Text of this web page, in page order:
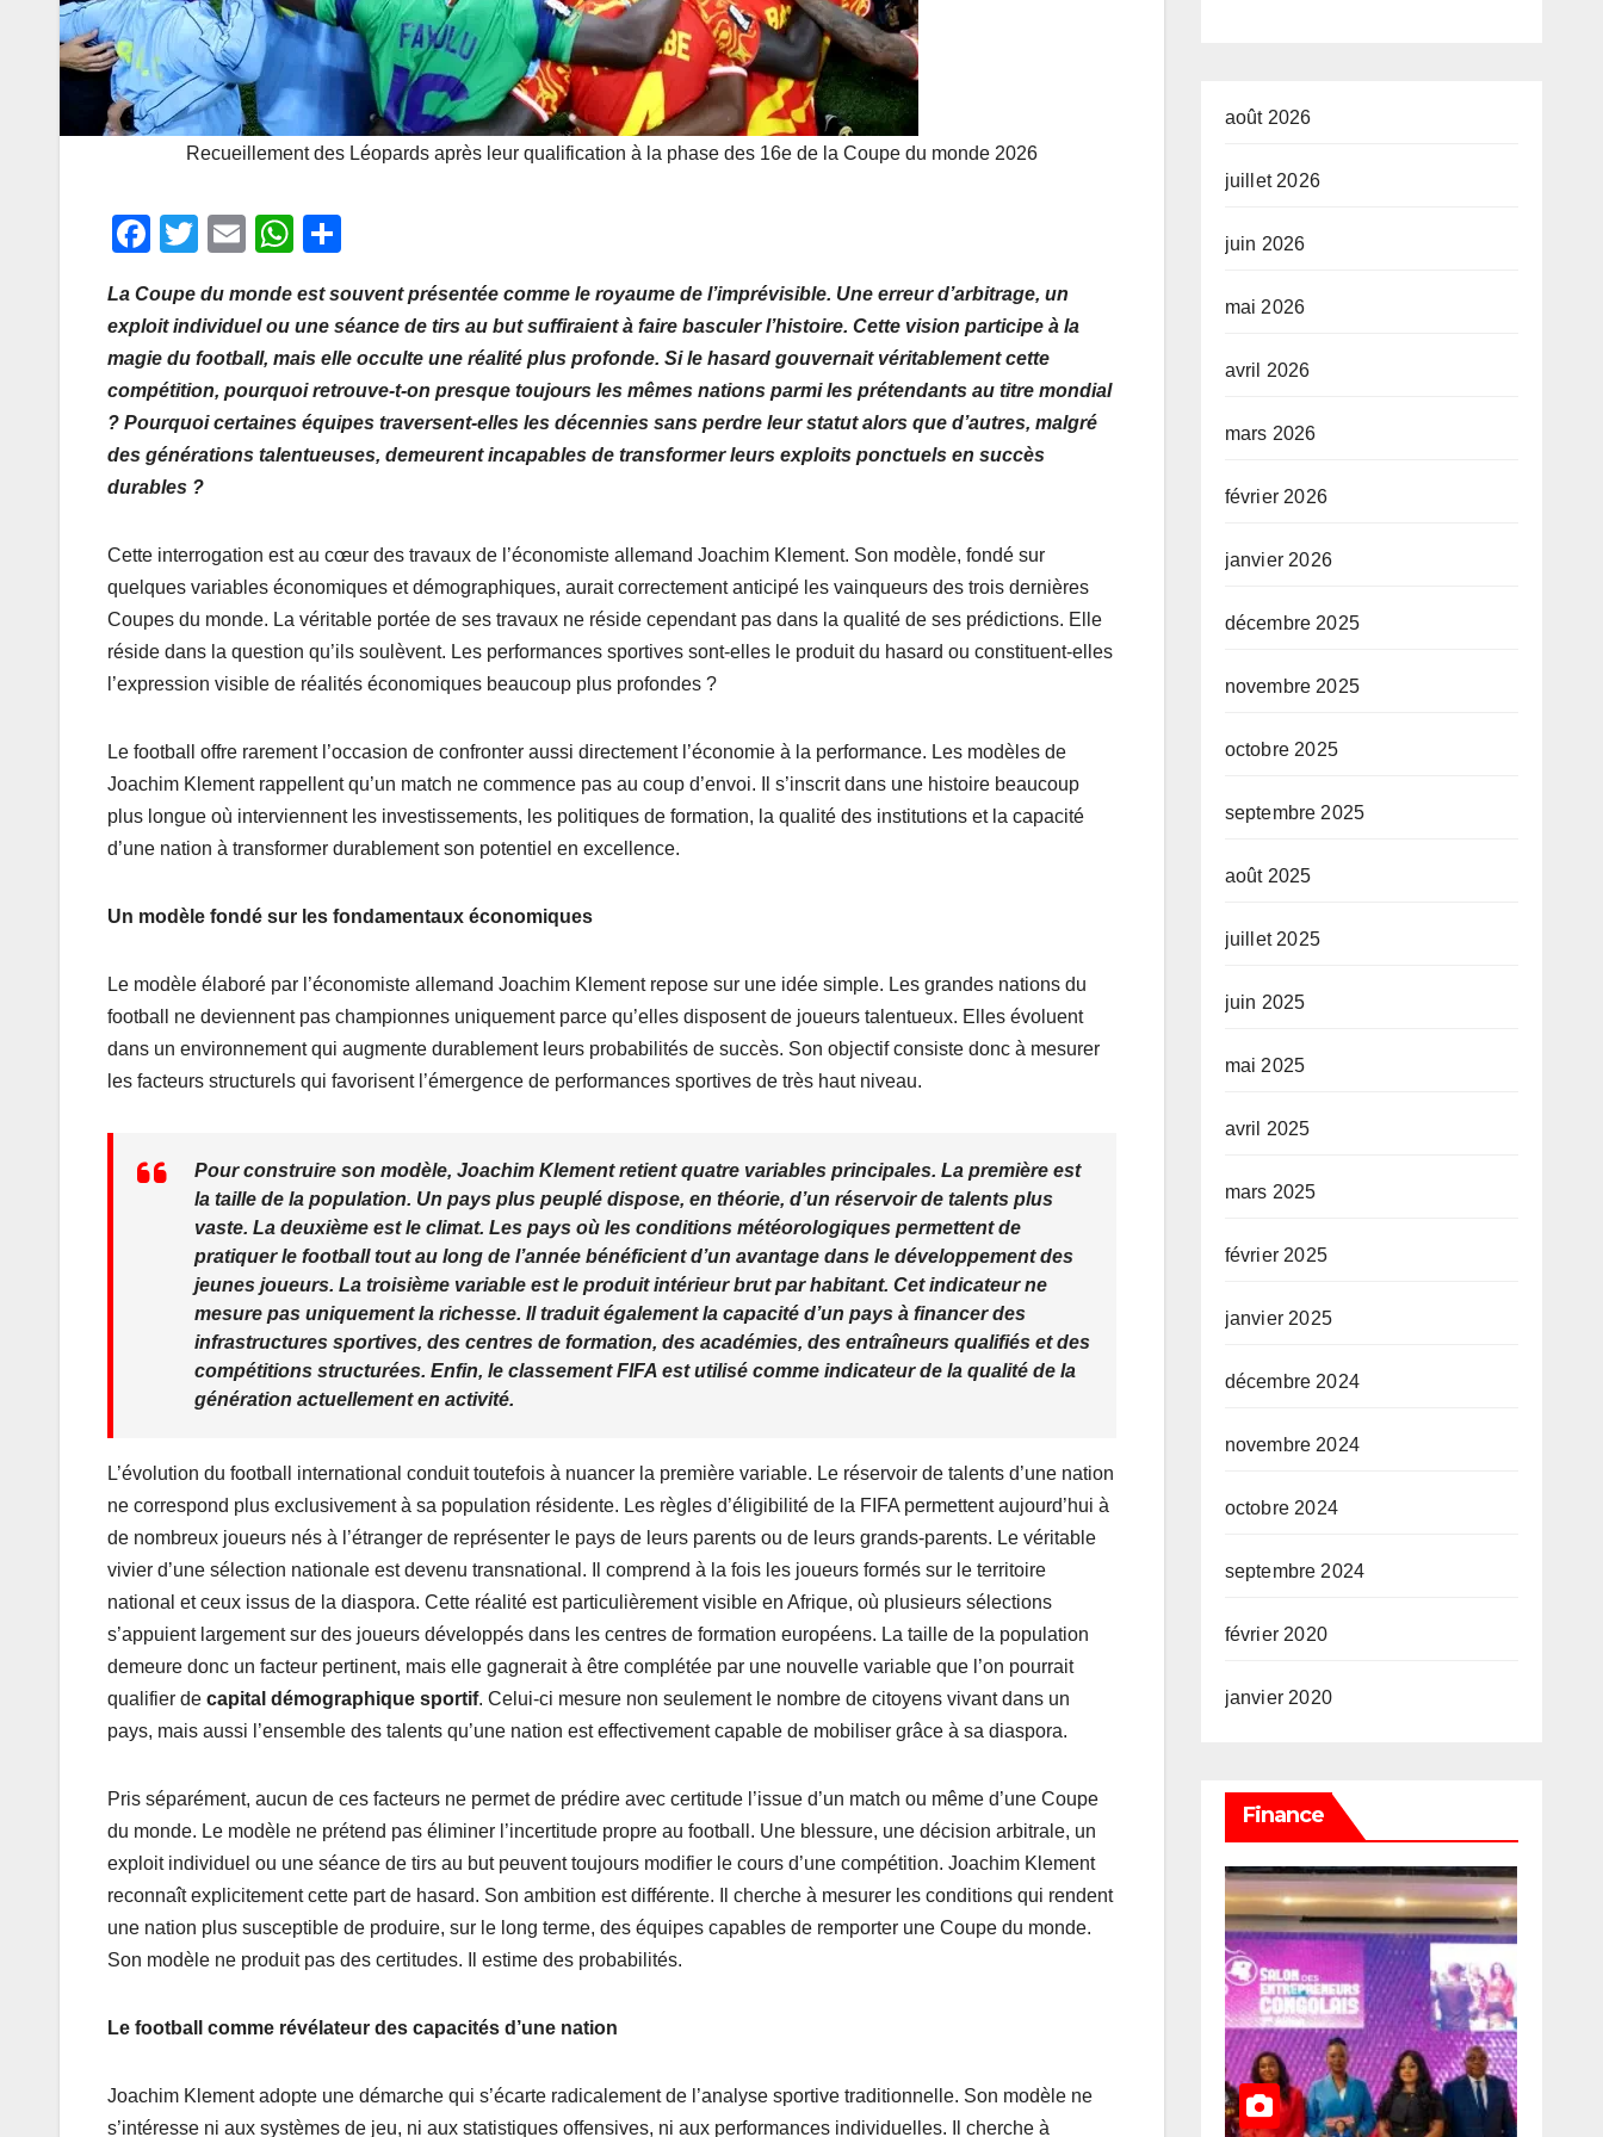
Recueillement des Léopards après leur qualification à la phase des 16e de la Coupe du monde 2026
F
c
e
b
o
o
k
T
tt
er
E
ail
W
at
s
A
p
p
ta
g
er
La Coupe du monde est souvent présentée comme le royaume de l’imprévisible. Une erreur d’arbitrage, un
exploit individuel ou une séance de tirs au but suffiraient à faire basculer l’histoire. Cette vision participe à la
magie du football, mais elle occulte une réalité plus profonde. Si le hasard gouvernait véritablement cette
compétition, pourquoi retrouve-t-on presque toujours les mêmes nations parmi les prétendants au titre mondial
? Pourquoi certaines équipes traversent-elles les décennies sans perdre leur statut alors que d’autres, malgré
des générations talentueuses, demeurent incapables de transformer leurs exploits ponctuels en succès
durables ?
Cette interrogation est au cœur des travaux de l’économiste allemand Joachim Klement. Son modèle, fondé sur
quelques variables économiques et démographiques, aurait correctement anticipé les vainqueurs des trois dernières
Coupes du monde. La véritable portée de ses travaux ne réside cependant pas dans la qualité de ses prédictions. Elle
réside dans la question qu’ils soulèvent. Les performances sportives sont-elles le produit du hasard ou constituent-elles
l’expression visible de réalités économiques beaucoup plus profondes ?
Le football offre rarement l’occasion de confronter aussi directement l’économie à la performance. Les modèles de
Joachim Klement rappellent qu’un match ne commence pas au coup d’envoi. Il s’inscrit dans une histoire beaucoup
plus longue où interviennent les investissements, les politiques de formation, la qualité des institutions et la capacité
d’une nation à transformer durablement son potentiel en excellence.
Un modèle fondé sur les fondamentaux économiques
Le modèle élaboré par l’économiste allemand Joachim Klement repose sur une idée simple. Les grandes nations du
football ne deviennent pas championnes uniquement parce qu’elles disposent de joueurs talentueux. Elles évoluent
dans un environnement qui augmente durablement leurs probabilités de succès. Son objectif consiste donc à mesurer
les facteurs structurels qui favorisent l’émergence de performances sportives de très haut niveau.
Pour construire son modèle, Joachim Klement retient quatre variables principales. La première est
la taille de la population. Un pays plus peuplé dispose, en théorie, d’un réservoir de talents plus
vaste. La deuxième est le climat. Les pays où les conditions météorologiques permettent de
pratiquer le football tout au long de l’année bénéficient d’un avantage dans le développement des
jeunes joueurs. La troisième variable est le produit intérieur brut par habitant. Cet indicateur ne
mesure pas uniquement la richesse. Il traduit également la capacité d’un pays à financer des
infrastructures sportives, des centres de formation, des académies, des entraîneurs qualifiés et des
compétitions structurées. Enfin, le classement FIFA est utilisé comme indicateur de la qualité de la
génération actuellement en activité.
L’évolution du football international conduit toutefois à nuancer la première variable. Le réservoir de talents d’une nation
ne correspond plus exclusivement à sa population résidente. Les règles d’éligibilité de la FIFA permettent aujourd’hui à
de nombreux joueurs nés à l’étranger de représenter le pays de leurs parents ou de leurs grands-parents. Le véritable
vivier d’une sélection nationale est devenu transnational. Il comprend à la fois les joueurs formés sur le territoire
national et ceux issus de la diaspora. Cette réalité est particulièrement visible en Afrique, où plusieurs sélections
s’appuient largement sur des joueurs développés dans les centres de formation européens. La taille de la population
demeure donc un facteur pertinent, mais elle gagnerait à être complétée par une nouvelle variable que l’on pourrait
qualifier de capital démographique sportif. Celui-ci mesure non seulement le nombre de citoyens vivant dans un
pays, mais aussi l’ensemble des talents qu’une nation est effectivement capable de mobiliser grâce à sa diaspora.
Pris séparément, aucun de ces facteurs ne permet de prédire avec certitude l’issue d’un match ou même d’une Coupe
du monde. Le modèle ne prétend pas éliminer l’incertitude propre au football. Une blessure, une décision arbitrale, un
exploit individuel ou une séance de tirs au but peuvent toujours modifier le cours d’une compétition. Joachim Klement
reconnaît explicitement cette part de hasard. Son ambition est différente. Il cherche à mesurer les conditions qui rendent
une nation plus susceptible de produire, sur le long terme, des équipes capables de remporter une Coupe du monde.
Son modèle ne produit pas des certitudes. Il estime des probabilités.
Le football comme révélateur des capacités d’une nation
Joachim Klement adopte une démarche qui s’écarte radicalement de l’analyse sportive traditionnelle. Son modèle ne
s’intéresse ni aux systèmes de jeu, ni aux statistiques offensives, ni aux performances individuelles. Il cherche à
mobilise les
investisseurs
autour de
l’ambition
phare de
l’investisseme
nt en Afrique
africaine–
Nouveau
NEPAD)
août 2026
juillet 2026
juin 2026
mai 2026
avril 2026
mars 2026
février 2026
janvier 2026
décembre 2025
novembre 2025
octobre 2025
septembre 2025
août 2025
juillet 2025
juin 2025
mai 2025
avril 2025
mars 2025
février 2025
janvier 2025
décembre 2024
novembre 2024
octobre 2024
septembre 2024
février 2020
janvier 2020
Finance